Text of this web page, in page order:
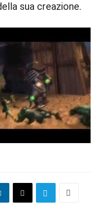
sua creazione.